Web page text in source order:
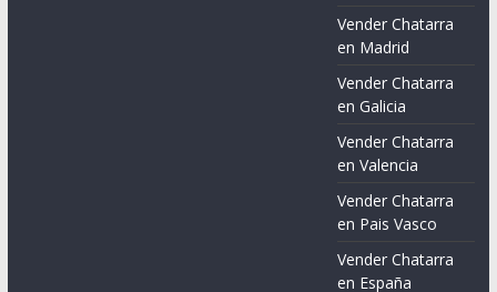
Vender Chatarra
en Madrid
Vender Chatarra
en Galicia
Vender Chatarra
en Valencia
Vender Chatarra
en Pais Vasco
Vender Chatarra
en España